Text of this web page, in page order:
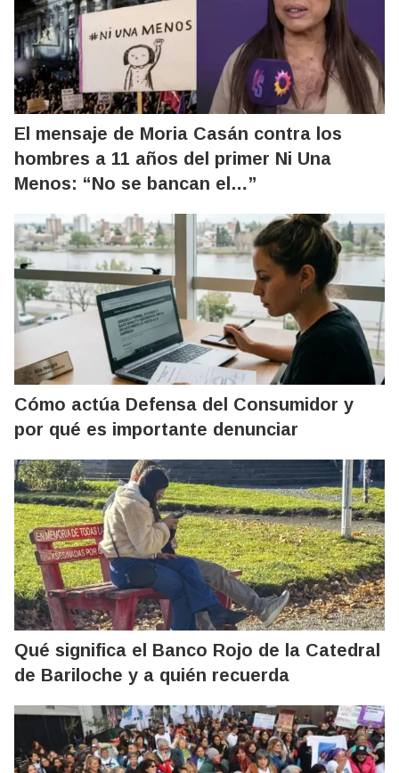
El mensaje de Moria Casán contra los
hombres a 11 años del primer Ni Una
Menos: “No se bancan el…”
Cómo actúa Defensa del Consumidor y
por qué es importante denunciar
Qué significa el Banco Rojo de la Catedral
de Bariloche y a quién recuerda